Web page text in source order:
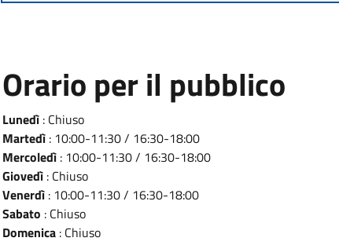
Orario per il pubblico
Lunedì: Chiuso
Martedì: 10:00-11:30 / 16:30-18:00
Mercoledì: 10:00-11:30 / 16:30-18:00
Giovedì: Chiuso
Venerdì: 10:00-11:30 / 16:30-18:00
Sabato : Chiuso
Domenica: Chiuso